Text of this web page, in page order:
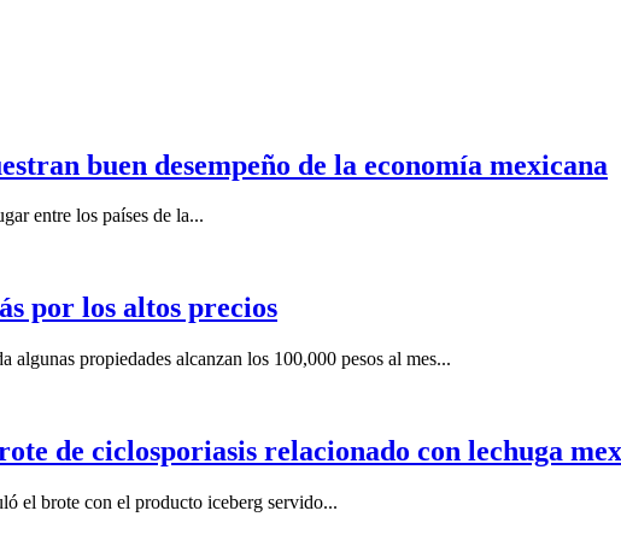
buen desempeño de la economía mexicana
entre los países de la...
por los altos precios
propiedades alcanzan los 100,000 pesos al mes...
de ciclosporiasis relacionado con lechuga
el brote con el producto iceberg servido...